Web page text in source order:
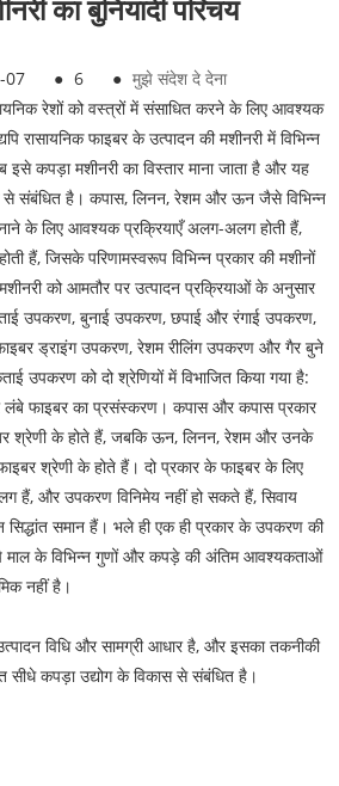
का बुनियादी परिचय
07 ● 6 ● मुझे संदेश दे देना
रेशों को वस्त्रों में संसाधित करने के लिए आवश्यक
रासायनिक फाइबर के उत्पादन की मशीनरी में विभिन्न
इसे कपड़ा मशीनरी का विस्तार माना जाता है और यह
से संबंधित है। कपास, लिनन, रेशम और ऊन जैसे विभिन्न
के लिए आवश्यक प्रक्रियाएँ अलग-अलग होती हैं,
हैं, जिसके परिणामस्वरूप विभिन्न प्रकार की मशीनों
को आमतौर पर उत्पादन प्रक्रियाओं के अनुसार
उपकरण, बुनाई उपकरण, छपाई और रंगाई उपकरण,
ड्राइंग उपकरण, रेशम रीलिंग उपकरण और गैर बुने
उपकरण को दो श्रेणियों में विभाजित किया गया है:
फाइबर का प्रसंस्करण। कपास और कपास प्रकार
श्रेणी के होते हैं, जबकि ऊन, लिनन, रेशम और उनके
श्रेणी के होते हैं। दो प्रकार के फाइबर के लिए
हैं, और उपकरण विनिमेय नहीं हो सकते हैं, सिवाय
समान हैं। भले ही एक ही प्रकार के उपकरण की
माल के विभिन्न गुणों और कपड़े की अंतिम आवश्यकताओं
नहीं है।
विधि और सामग्री आधार है, और इसका तकनीकी
सीधे कपड़ा उद्योग के विकास से संबंधित है।